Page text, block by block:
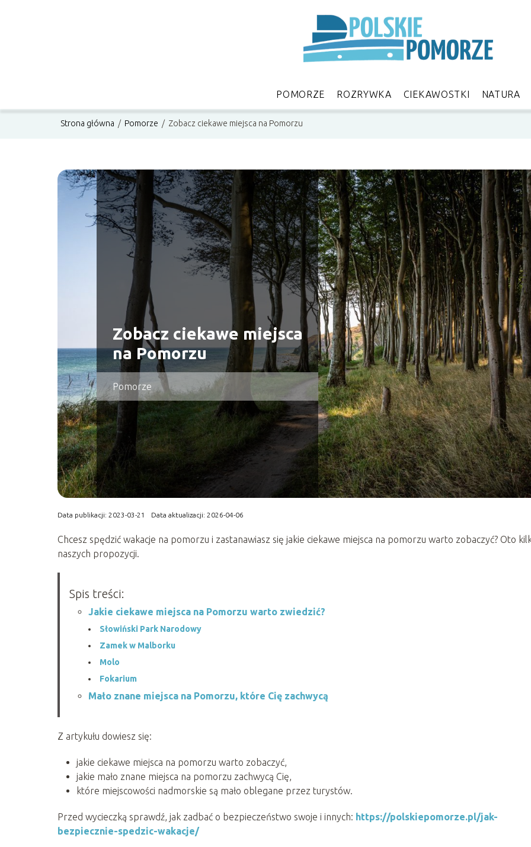
POMORZE ROZRYWKA CIEKAWOSTKI NATURA
Strona główna / Pomorze / Zobacz ciekawe miejsca na Pomorzu
Zobacz ciekawe miejsca
na Pomorzu
Pomorze
Data publikacji: 2023-03-21 Data aktualizacji: 2026-04-06
Chcesz spędzić wakacje na pomorzu i zastanawiasz się jakie ciekawe miejsca na pomorzu warto zobaczyć? Oto
naszych propozycji.
Spis treści:
Jakie ciekawe miejsca na Pomorzu warto zwiedzić?
Słowiński Park Narodowy
Zamek w Malborku
Molo
Fokarium
Mało znane miejsca na Pomorzu, które Cię zachwycą
Z artykułu dowiesz się:
jakie ciekawe miejsca na pomorzu warto zobaczyć,
jakie mało znane miejsca na pomorzu zachwycą Cię,
które miejscowości nadmorskie są mało oblegane przez turystów.
Przed wycieczką sprawdź, jak zadbać o bezpieczeństwo swoje i innych: https://polskiepomorze.pl/jak-
bezpiecznie-spedzic-wakacje/